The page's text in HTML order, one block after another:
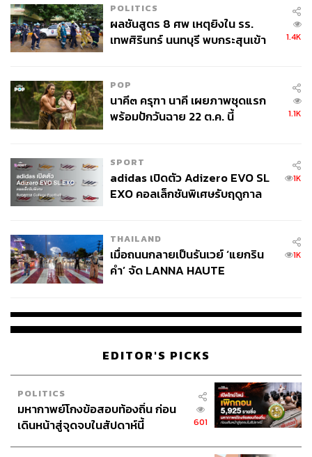
น้อมเกล้าฯ ถวายเครื่องส่งวิทยุกำลังส่ง 100 วัตต์ พระบาท
สมเด็จพระปรมินทรมหาภูมิพลอดุลยเดช บรมนาถบพิตร จึง
ทรงก่อตั้งสถานีวิทยุ อ.ส. เพื่อใช้เป็นสื่อกลางในการให้ความ
บันเทิง สาระประโยชน์ ตลอดจนข่าวสารต่างๆ แก่ประชาชน
ในยุคหลังคือ วง อ.ส. วันศุกร์) เป็นประจำทุกวันศุกร์อีกด้วย
และไม่เพียงแต่ร่วมทรงดนตรีกับสมาชิกในวงเท่านั้น
บางครั้งโปรดเกล้าฯ ให้มีการโทรศัพท์เข้ามาขอเพลงและ
ทรงรับสายด้วยพระองค์เอง เพื่อเปิดโอกาสให้พสกนิกรติดต่อ
วงดนตรีก็ถูกใช้เป็นช่องทางในการประกาศเชิญชวนให้
ประชาชนร่วมบริจาคช่วยเหลือผู้ประสบภัย กลายเป็นจุด
กำเนิดของ ‘มูลนิธิราชประชานุเคราะห์ ในพระบรม
ราชูปถัมภ์’
POLITICS
ผลชันสูตร 8 ศพ เหตุยิงใน รร.
เทพศิรินทร์ นนทบุรี พบกระสุนเข้า
1.4K
POP
นาคี๓ ครุฑา นาคี เผยภาพชุดแรก
พร้อมปักวันฉาย 22 ต.ค. นี้
1.1K
SPORT
adidas เปิดตัว Adizero EVO SL
EXO คอลเล็กชันพิเศษรับฤดูกาล
1K
THAILAND
เมื่อถนนกลายเป็นรันเวย์ ‘แยกริน
คำ’ จัด LANNA HAUTE
1K
EDITOR'S PICKS
POLITICS
มหากาพย์โกงข้อสอบท้องถิ่น ก่อน
เดินหน้าสู่จุดจบในสัปดาห์นี้
601